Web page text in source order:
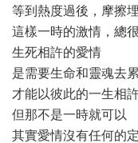
等到熱度過後，摩擦
這樣一時的激情，總
生死相許的愛情
是需要生命和靈魂去
才能以彼此的一生相
但那不是一時就可以
其實愛情沒有任何的